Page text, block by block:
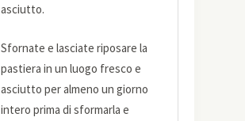
asciutto.
Sfornate e lasciate riposare la
pastiera in un luogo fresco e
asciutto per almeno un giorno
intero prima di sformarla e